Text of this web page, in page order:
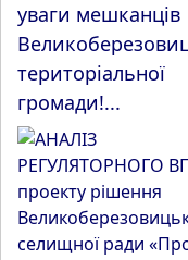
уваги мешканців
територіальної
громади!...